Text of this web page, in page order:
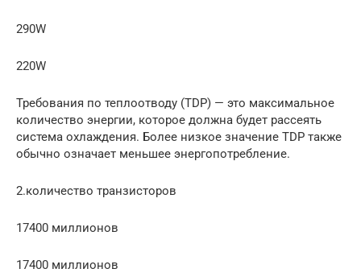
290W
220W
Требования по теплоотводу (TDP) — это максимальное
количество энергии, которое должна будет рассеять
система охлаждения. Более низкое значение TDP также
обычно означает меньшее энергопотребление.
2.количество транзисторов
17400 миллионов
17400 миллионов